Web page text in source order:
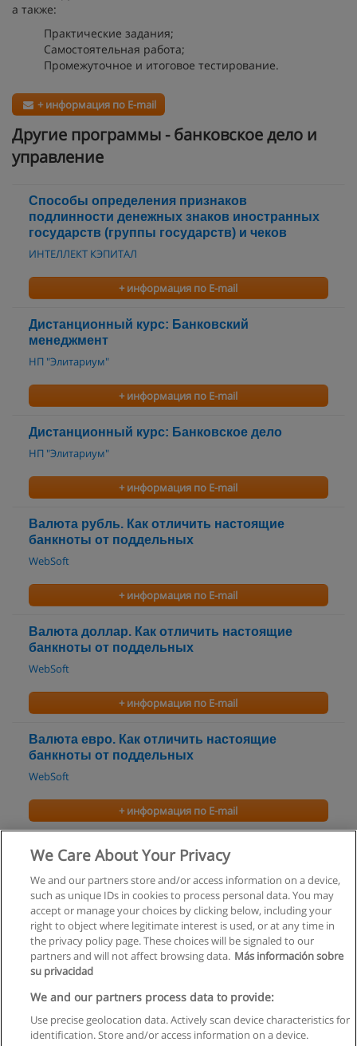
а также:
Практические задания;
Самостоятельная работа;
Промежуточное и итоговое тестирование.
+ информация по E-mail
Другие программы - банковское дело и
управление
Способы определения признаков
подлинности денежных знаков иностранных
государств (группы государств) и чеков
ИНТЕЛЛЕКТ КЭПИТАЛ
+ информация по E-mail
Дистанционный курс: Банковский
менеджмент
НП "Элитариум"
+ информация по E-mail
Дистанционный курс: Банковское дело
НП "Элитариум"
+ информация по E-mail
Валюта рубль. Как отличить настоящие
банкноты от поддельных
WebSoft
+ информация по E-mail
Валюта доллар. Как отличить настоящие
банкноты от поддельных
WebSoft
+ информация по E-mail
Валюта евро. Как отличить настоящие
банкноты от поддельных
WebSoft
+ информация по E-mail
Банковское дело
+ информация по E-mail
Правила пользования
Конфиденциальность информации
We Care About Your Privacy
We and our partners store and/or access information on a device,
such as unique IDs in cookies to process personal data. You may
accept or manage your choices by clicking below, including your
right to object where legitimate interest is used, or at any time in
the privacy policy page. These choices will be signaled to our
partners and will not affect browsing data. Más información sobre
su privacidad
We and our partners process data to provide:
Use precise geolocation data. Actively scan device characteristics for
identification. Store and/or access information on a device.